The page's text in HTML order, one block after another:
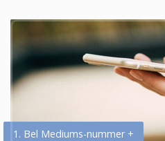
1. Bel Mediums-nummer +